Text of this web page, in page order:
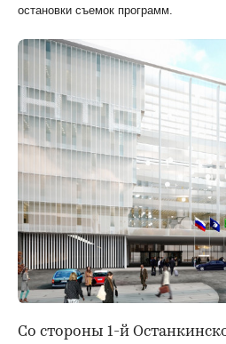
остановки съемок программ.
Со стороны 1-й